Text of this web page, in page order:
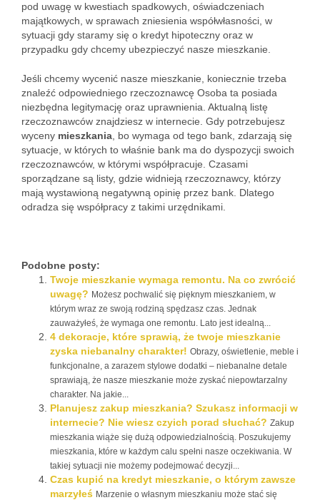
pod uwagę w kwestiach spadkowych, oświadczeniach
majątkowych, w sprawach zniesienia współwłasności, w
sytuacji gdy staramy się o kredyt hipoteczny oraz w
przypadku gdy chcemy ubezpieczyć nasze mieszkanie.
Jeśli chcemy wycenić nasze mieszkanie, koniecznie trzeba
znaleźć odpowiedniego rzeczoznawcę Osoba ta posiada
niezbędna legitymację oraz uprawnienia. Aktualną listę
rzeczoznawców znajdziesz w internecie. Gdy potrzebujesz
wyceny mieszkania , bo wymaga od tego bank, zdarzają się
sytuacje, w których to właśnie bank ma do dyspozycji swoich
rzeczoznawców, w którymi współpracuje. Czasami
sporządzane są listy, gdzie widnieją rzeczoznawcy, którzy
mają wystawioną negatywną opinię przez bank. Dlatego
odradza się współpracy z takimi urzędnikami.
Podobne posty:
Twoje mieszkanie wymaga remontu. Na co zwrócić
uwagę? Możesz pochwalić się pięknym mieszkaniem, w
którym wraz ze swoją rodziną spędzasz czas. Jednak
zauważyłeś, że wymaga one remontu. Lato jest idealną...
4 dekoracje, które sprawią, że twoje mieszkanie
zyska niebanalny charakter! Obrazy, oświetlenie, meble i
funkcjonalne, a zarazem stylowe dodatki – niebanalne detale
sprawiają, że nasze mieszkanie może zyskać niepowtarzalny
charakter. Na jakie...
Planujesz zakup mieszkania? Szukasz informacji w
internecie? Nie wiesz czyich porad słuchać? Zakup
mieszkania wiąże się dużą odpowiedzialnością. Poszukujemy
mieszkania, które w każdym calu spełni nasze oczekiwania. W
takiej sytuacji nie możemy podejmować decyzji...
Czas kupić na kredyt mieszkanie, o którym zawsze
marzyłeś Marzenie o własnym mieszkaniu może stać się